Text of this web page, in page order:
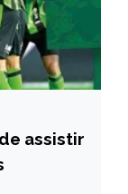
assistir